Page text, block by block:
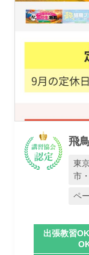
飛
東
市
ペ
出張教習